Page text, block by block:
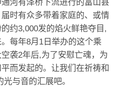
时有众多带着家庭的、或情
约3,000发的焰火鲜艳夺目,
每年8月1日举办的这个乘
袭2年后,为了安慰亡魂，为
而发起的。让我们在祈祷和
与音的汇展吧。